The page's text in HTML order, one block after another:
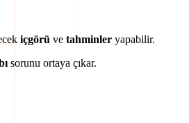
içgörü ve tahminler yapabilir.
sorunu ortaya çıkar.